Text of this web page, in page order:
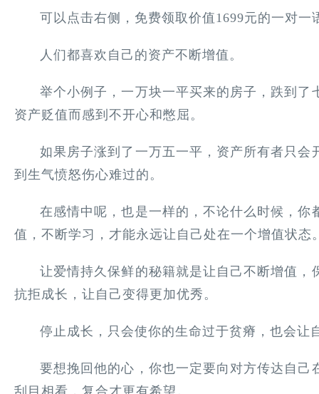
可以点击右侧，免费领取价值1699元的一对一
人们都喜欢自己的资产不断增值。
举个小例子，一万块一平买来的房子，跌到
资产贬值而感到不开心和憋屈。
如果房子涨到了一万五一平，资产所有者只
到生气愤怒伤心难过的。
在感情中呢，也是一样的，不论什么时候，
值，不断学习，才能永远让自己处在一个增值状态
让爱情持久保鲜的秘籍就是让自己不断增值
抗拒成长，让自己变得更加优秀。
停止成长，只会使你的生命过于贫瘠，也会让
要想挽回他的心，你也一定要向对方传达自
刮目相看，复合才更有希望。